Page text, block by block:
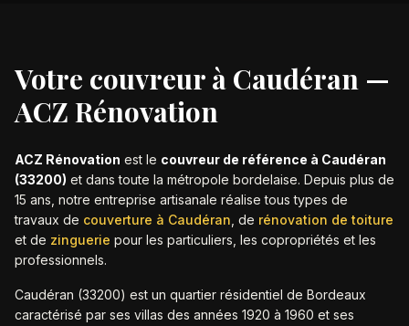
Votre couvreur à Caudéran —
ACZ Rénovation
ACZ Rénovation est le couvreur de référence à Caudéran
(33200) et dans toute la métropole bordelaise. Depuis plus de
15 ans, notre entreprise artisanale réalise tous types de
travaux de couverture à Caudéran de rénovation de toiture
et de zinguerie pour les particuliers, les copropriétés et les
professionnels.
Caudéran (33200) est un quartier résidentiel de Bordeaux
caractérisé par ses villas des années 1920 à 1960 et ses